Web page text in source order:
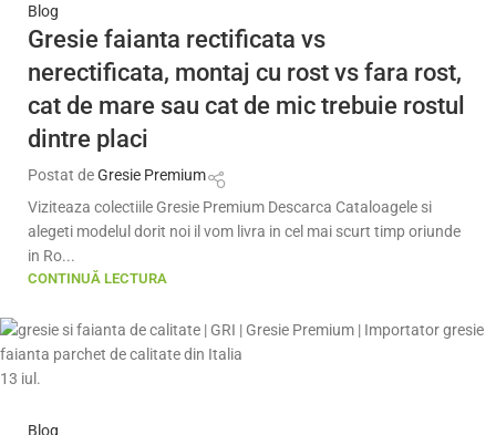
Blog
Gresie faianta rectificata vs
nerectificata, montaj cu rost vs fara rost,
cat de mare sau cat de mic trebuie rostul
dintre placi
Postat deGresie Premium
Viziteaza colectiile Gresie Premium Descarca Cataloagele si
alegeti modelul dorit noi il vom livra in cel mai scurt timp oriunde
in Ro...
CONTINUĂ LECTURA
13 iul.
Blog